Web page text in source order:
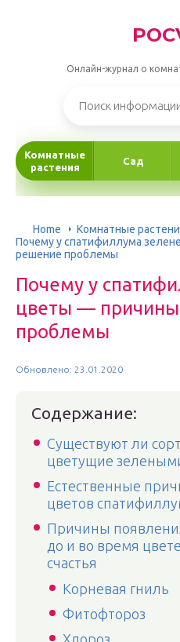
Онлайн-журнал о
Комнатные
растения
Сад
Home Комнатные
Почему у спатифиллума
решение проблемы
Почему у
цветы —
проблемы
Обновлено: 23.01.2020
Содержание:
Существуют ли
цветущие
Естественные
цветов
Причины
до и во время
счастья
Корневая гниль
Фитофтороз
Хлороз